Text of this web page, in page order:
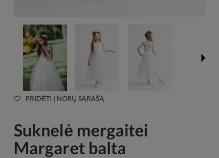
PRIDĖTI Į NORŲ SĄRAŠĄ
Suknelė mergaitei
Margaret balta